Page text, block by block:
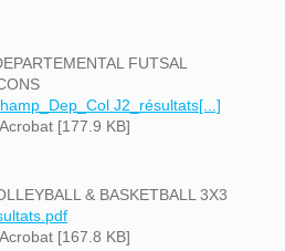
FUTSAL
J2_résultats[...]
[177.9 KB]
& BASKETBALL 3X3
[167.8 KB]